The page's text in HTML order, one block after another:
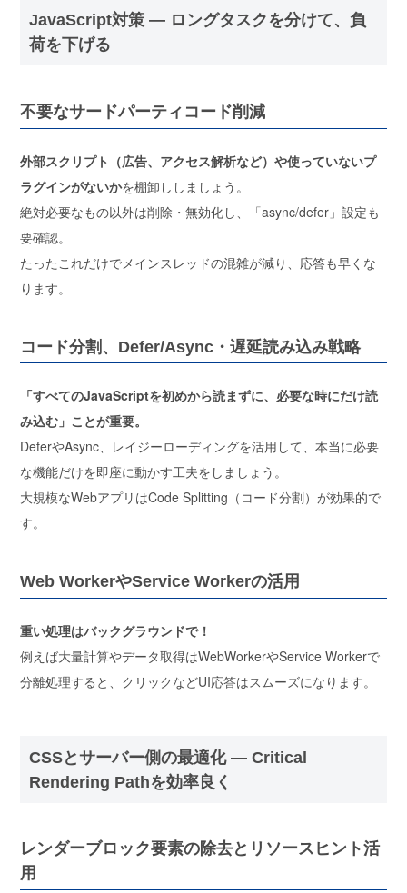
JavaScript対策 ― ロングタスクを分けて、負
荷を下げる
不要なサードパーティコード削減
外部スクリプト（広告、アクセス解析など）や使っていないプ
ラグインがないかを棚卸ししましょう。
絶対必要なもの以外は削除・無効化し、「async/defer」設定も
要確認。
たったこれだけでメインスレッドの混雑が減り、応答も早くな
ります。
コード分割、Defer/Async・遅延読み込み戦略
「すべてのJavaScriptを初めから読まずに、必要な時にだけ読
み込む」ことが重要。
DeferやAsync、レイジーローディングを活用して、本当に必要
な機能だけを即座に動かす工夫をしましょう。
大規模なWebアプリはCode Splitting（コード分割）が効果的で
す。
Web WorkerやService Workerの活用
重い処理はバックグラウンドで！
例えば大量計算やデータ取得はWebWorkerやService Workerで
分離処理すると、 クリックなどUI応答はスムーズになります。
CSSとサーバー側の最適化 ― Critical
Rendering Pathを効率良く
レンダーブロック要素の除去とリソースヒント活
用